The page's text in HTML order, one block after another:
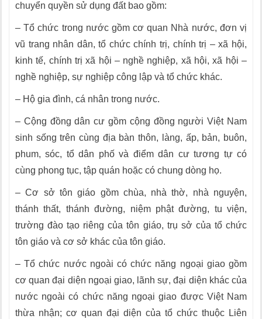
chuyển quyền sử dụng đất bao gồm:
– Tổ chức trong nước gồm cơ quan Nhà nước, đơn vị
vũ trang nhân dân, tổ chức chính trị, chính trị – xã hội,
kinh tế, chính trị xã hội – nghề nghiệp, xã hội, xã hội –
nghề nghiệp, sự nghiệp công lập và tổ chức khác.
– Hộ gia đình, cá nhân trong nước.
– Cộng đồng dân cư gồm cộng đồng người Việt Nam
sinh sống trên cùng địa bàn thôn, làng, ấp, bản, buôn,
phum, sóc, tổ dân phố và điểm dân cư tương tự có
cùng phong tục, tập quán hoặc có chung dòng họ.
– Cơ sở tôn giáo gồm chùa, nhà thờ, nhà nguyện,
thánh thất, thánh đường, niệm phật đường, tu viện,
trường đào tạo riêng của tôn giáo, trụ sở của tổ chức
tôn giáo và cơ sở khác của tôn giáo.
– Tổ chức nước ngoài có chức năng ngoại giao gồm
cơ quan đại diện ngoại giao, lãnh sự, đại diện khác của
nước ngoài có chức năng ngoại giao được Việt Nam
thừa nhận; cơ quan đại diện của tổ chức thuộc Liên